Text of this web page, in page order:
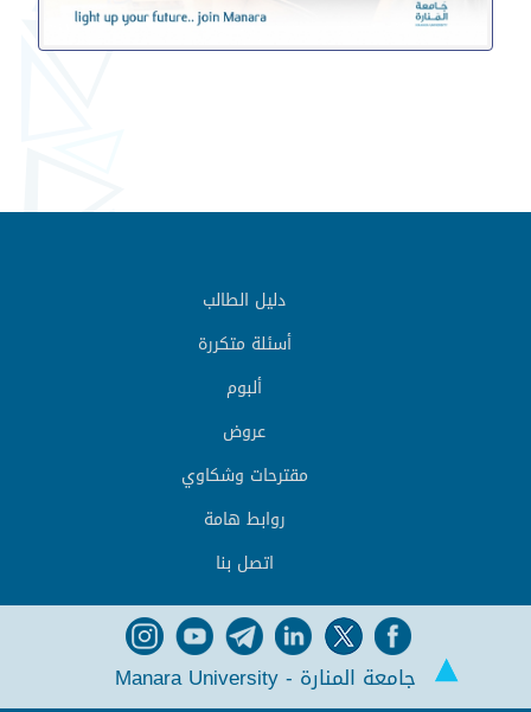
دليل الطالب
أسئلة متكررة
ألبوم
عروض
مقترحات وشكاوي
روابط هامة
اتصل بنا
جامعة المنارة - Manara University